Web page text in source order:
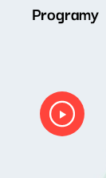
Programy